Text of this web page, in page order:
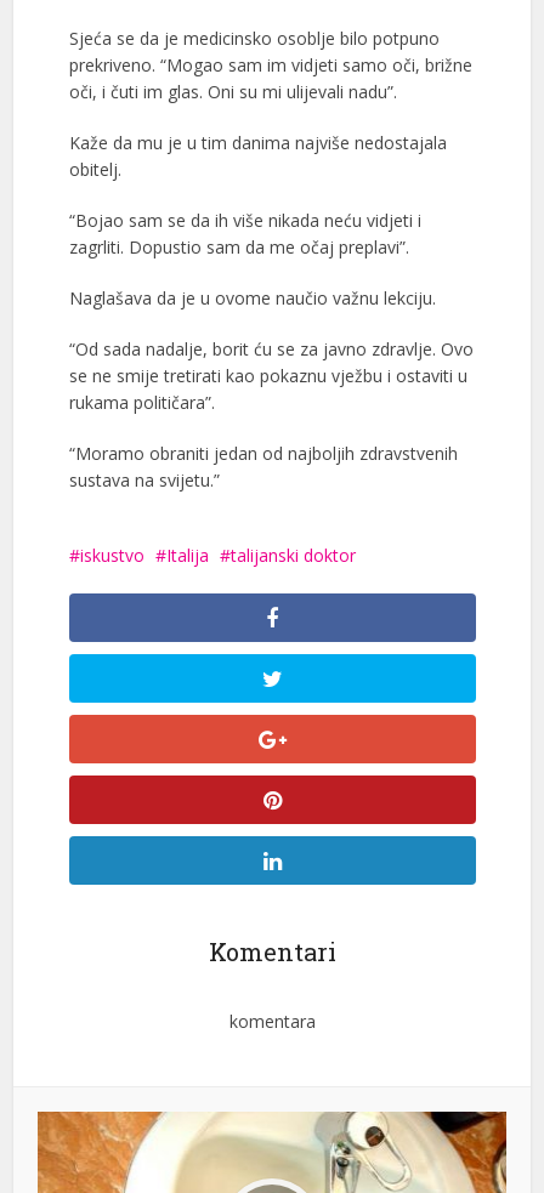
Sjeća se da je medicinsko osoblje bilo potpuno
prekriveno. “Mogao sam im vidjeti samo oči, brižne
oči, i čuti im glas. Oni su mi ulijevali nadu”.
Kaže da mu je u tim danima najviše nedostajala
obitelj.
“Bojao sam se da ih više nikada neću vidjeti i
zagrliti. Dopustio sam da me očaj preplavi”.
Naglašava da je u ovome naučio važnu lekciju.
“Od sada nadalje, borit ću se za javno zdravlje. Ovo
se ne smije tretirati kao pokaznu vježbu i ostaviti u
rukama političara”.
“Moramo obraniti jedan od najboljih zdravstvenih
sustava na svijetu.”
iskustvo Italija talijanski doktor
Komentari
komentara